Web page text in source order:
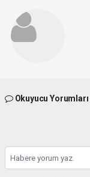
Okuyucu Yorumları